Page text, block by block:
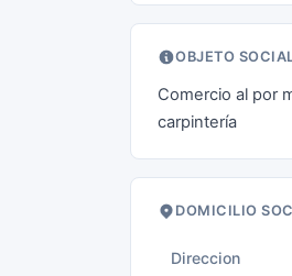
OBJETO
Comercio al por
carpintería
DOMICILIO
Direccion